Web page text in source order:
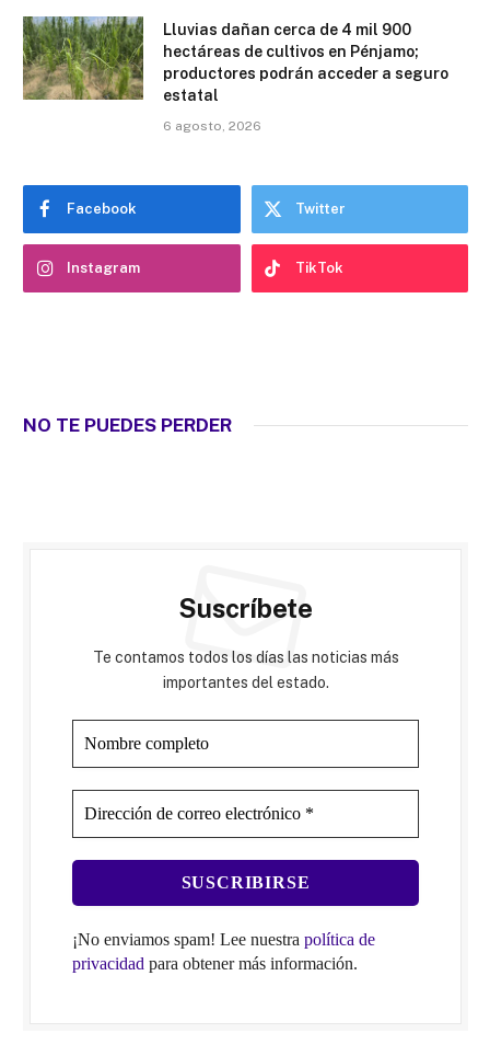
Lluvias dañan cerca de 4 mil 900
hectáreas de cultivos en Pénjamo;
productores podrán acceder a seguro
estatal
6 agosto, 2026
Facebook Twitter
Instagram TikTok
NO TE PUEDES PERDER
Suscríbete
Te contamos todos los días las noticias más
importantes del estado.
¡No enviamos spam! Lee nuestra política de
privacidad para obtener más información.